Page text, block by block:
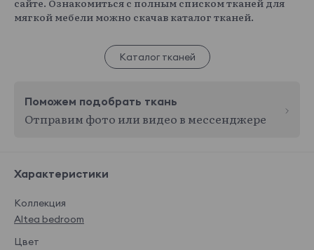
сайте. Ознакомиться с полным списком тканей для
мягкой мебели можно скачав каталог тканей.
Каталог тканей
Поможем подобрать ткань
Отправим фото или видео в мессенджере
Характеристики
Коллекция
Altea bedroom
Цвет